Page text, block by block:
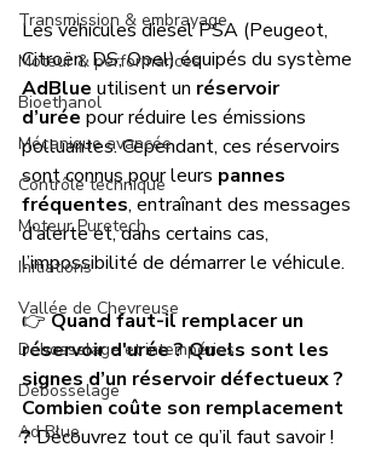
Transmission & embrayage
Moteur & performances
Bioethanol
Mécanique avancée
Contrôle technique
Moteur Puretech
Initiations
Vallée de Chevreuse
Débosselage et intempéries
Débosselage
Ad Blue
Les véhicules diesel PSA (Peugeot,
Citroën, DS, Opel) équipés du système
AdBlue utilisent un réservoir
d’urée pour réduire les émissions
polluantes. Cependant, ces réservoirs
sont connus pour leurs pannes
fréquentes, entraînant des messages
d’alerte et, dans certains cas,
l’impossibilité de démarrer le véhicule.
👉 Quand faut-il remplacer un
réservoir d'urée ? Quels sont les
signes d’un réservoir défectueux ?
Combien coûte son remplacement
? Découvrez tout ce qu’il faut savoir !